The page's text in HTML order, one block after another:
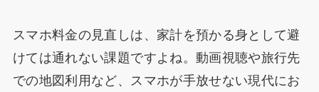
スマホ料金の見直しは、家計を預かる身として避
けては通れない課題ですよね。動画視聴や旅行先
での地図利用など、スマホが手放せない現代にお